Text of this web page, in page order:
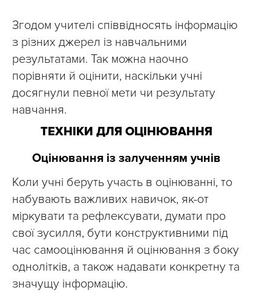
Згодом учителі співвідносять інформацію
з різних джерел із навчальними
результатами. Так можна наочно
порівняти й оцінити, наскільки учні
досягнули певної мети чи результату
навчання.
ТЕХНІКИ ДЛЯ ОЦІНЮВАННЯ
Оцінювання із залученням учнів
Коли учні беруть участь в оцінюванні, то
набувають важливих навичок, як-от
міркувати та рефлексувати, думати про
свої зусилля, бути конструктивними під
час самооцінювання й оцінювання з боку
однолітків, а також надавати конкретну та
значущу інформацію.